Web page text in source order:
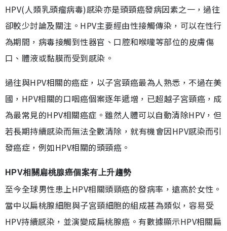
HPV(人類乳頭瘤病毒)感染亦是頭頸癌發病因素之一，過往
卻較少討論及關注。HPV主要經由性接觸傳染，可以在性行
為期間，病毒接觸到性器官、口腔和喉嚨等部位的皮膚傷
口、體液或黏膜而受到感染。
過往與HPV相關的癌症，以子宮頸癌最為人熟悉，不過在美
國，HPV相關的口咽癌個案逐年遞增，已超越子宮頸癌，成
為最常見的HPV相關癌症。雖然人體可以自動清除HPV，但
若長期持續感染而無法全數清除，就有機會因HPV感染而引
發癌症，例如HPV相關的頭頸癌。
HPV相關扁桃腺癌個案有上升趨勢
至今全球男性患上HPV相關頭頸癌的發病率，遠高於女性。
當中以扁桃腺細胞與子宮頸細胞的組成甚為類似，容易受
HPV持續感染，並演變成扁桃腺癌。有數據顯示HPV相關扁